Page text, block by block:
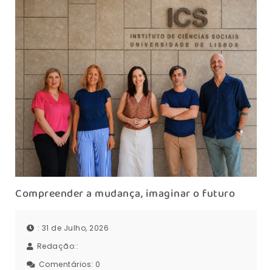
Compreender a mudança, imaginar o futuro
: 31 de Julho, 2026
Redação::
Comentários: 0